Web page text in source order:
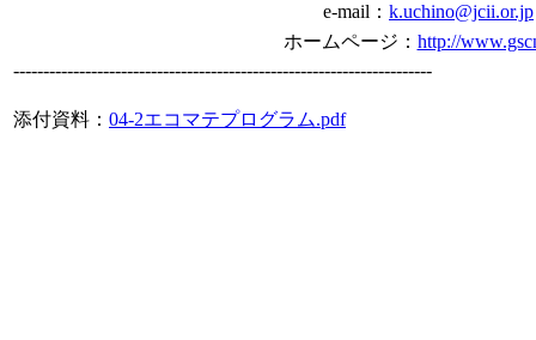
e-mail： k.uchino@jcii.or.jp
ホームページ： http://
----------------------------------------------------------------------
添付資料： 04-2エコマテプログラム.pdf